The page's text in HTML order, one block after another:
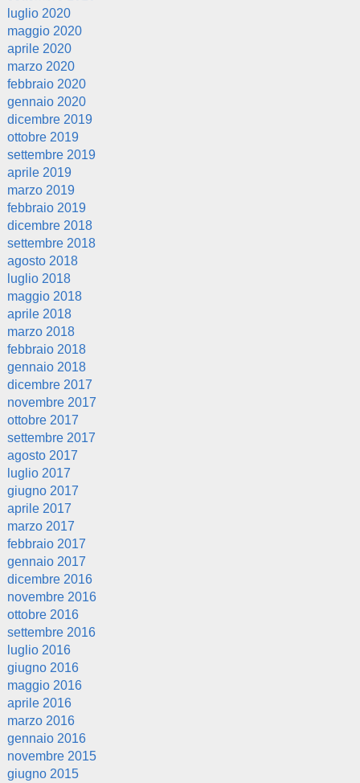
luglio 2020
maggio 2020
aprile 2020
marzo 2020
febbraio 2020
gennaio 2020
dicembre 2019
ottobre 2019
settembre 2019
aprile 2019
marzo 2019
febbraio 2019
dicembre 2018
settembre 2018
agosto 2018
luglio 2018
maggio 2018
aprile 2018
marzo 2018
febbraio 2018
gennaio 2018
dicembre 2017
novembre 2017
ottobre 2017
settembre 2017
agosto 2017
luglio 2017
giugno 2017
aprile 2017
marzo 2017
febbraio 2017
gennaio 2017
dicembre 2016
novembre 2016
ottobre 2016
settembre 2016
luglio 2016
giugno 2016
maggio 2016
aprile 2016
marzo 2016
gennaio 2016
novembre 2015
giugno 2015